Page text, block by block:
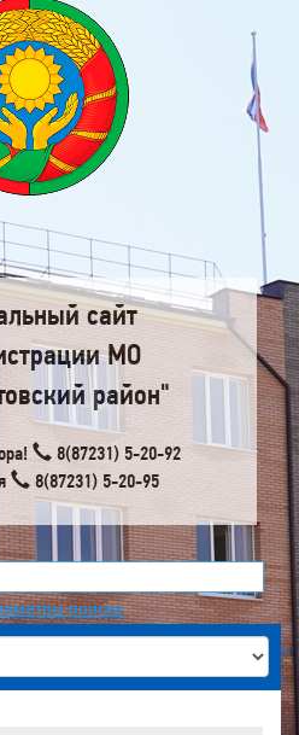
сайт
МО
район"
8(87231) 5-20-92
8(87231) 5-20-95
поиска